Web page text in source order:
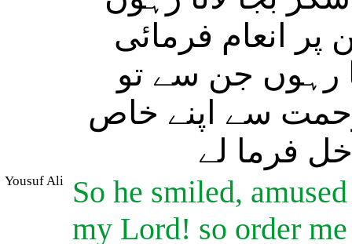
پر انعام فرمائی
رہوں جن سے تو
سے اپنے خاص
فرما لے
Yousuf Ali
So he smiled,
my Lord! so order